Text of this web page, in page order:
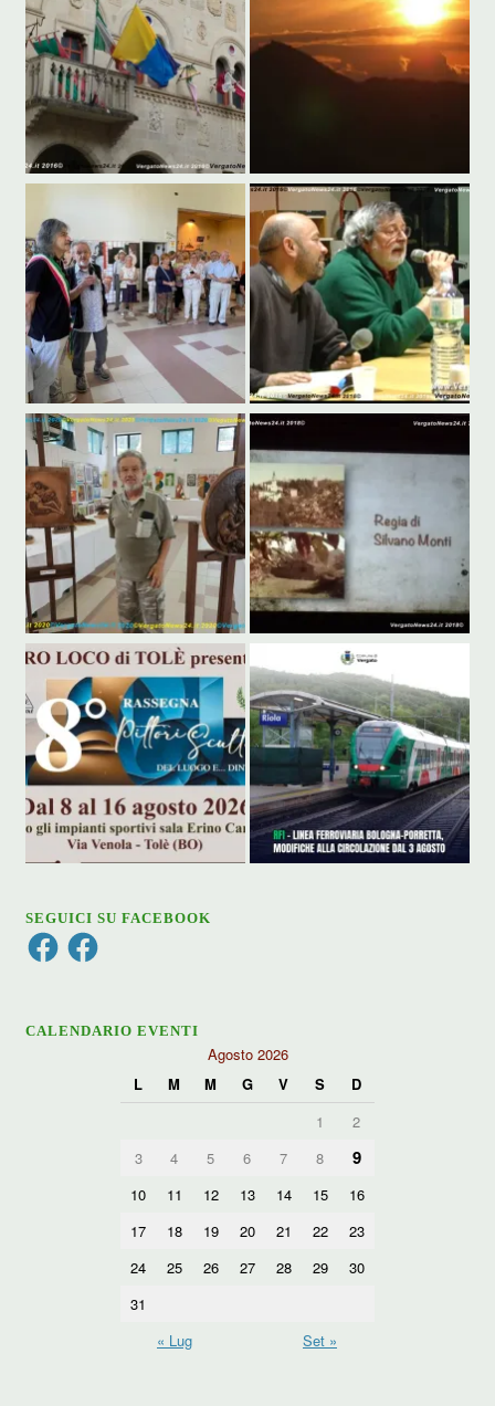
SEGUICI SU FACEBOOK
FacebookFacebook
CALENDARIO EVENTI
Agosto 2026
L
M M G V S
D
1
2
3
4 5 6 7 8 9
10 11 12 13 14 15
16
17
18 19 20 21 22
23
24
25 26 27 28 29
30
31
« Lug
Set »